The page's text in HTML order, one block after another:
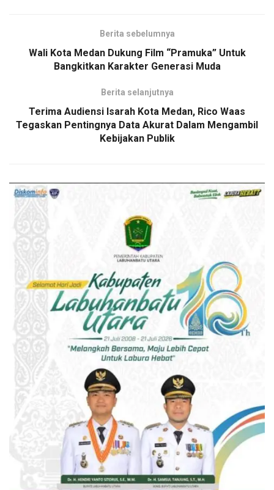
Berita sebelumnya
Wali Kota Medan Dukung Film “Pramuka” Untuk
Bangkitkan Karakter Generasi Muda
Berita selanjutnya
Terima Audiensi Isarah Kota Medan, Rico Waas
Tegaskan Pentingnya Data Akurat Dalam Mengambil
Kebijakan Publik